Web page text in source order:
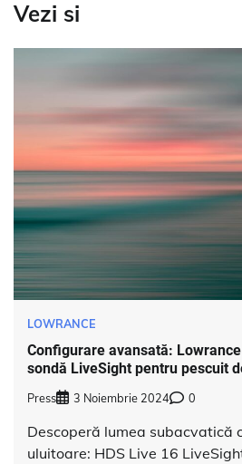
Vezi si
LOWRANCE
Configurare avansată:
sondă LiveSight pentru pescuit
Press 3 Noiembrie 2024 0
Descoperă lumea subacvatică
uluitoare: HDS Live 16